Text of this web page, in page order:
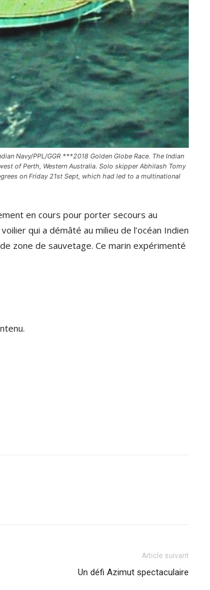
Navy/PPL/GGR ***2018 Golden Globe Race. The Indian
of Perth, Western Australia. Solo skipper Abhilash Tomy
on Friday 21st Sept, which had led to a multinational
en cours pour porter secours au
qui a démâté au milieu de l’océan Indien
zone de sauvetage. Ce marin expérimenté
Article suivant
Un défi Azimut spectaculaire